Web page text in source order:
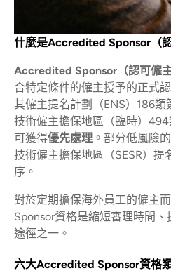
什麼是Accredited Sponsor（
Accredited Sponsor（認可僱主
合特定條件的僱主授予的正式
其僱主提名計劃（ENS）186
技術僱主擔保地區（臨時）
可獲得優先處理 。部分低風險
技術僱主擔保地區（SESR）
序。
對於定期擔保海外員工的僱主
Sponsor資格是縮短審理時間
途徑之一。
六大Accredited Sponsor資格